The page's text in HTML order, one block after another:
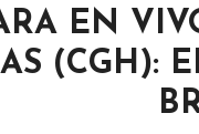
EN
(CGH):